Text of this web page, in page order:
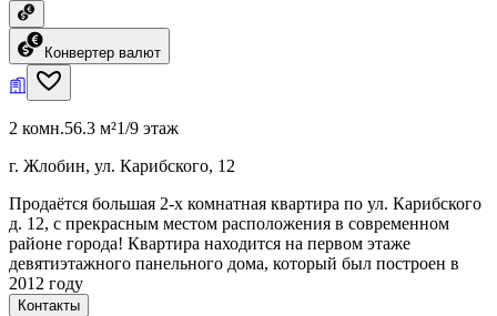
Конвертер валют
2 комн.56.3 м²1/9 этаж
г. Жлобин, ул. Карибского, 12
Продаётся большая 2-х комнатная квартира по ул. Карибского
д. 12, с прекрасным местом расположения в современном
районе города! Квартира находится на первом этаже
девятиэтажного панельного дома, который был построен в
2012 году
Контакты